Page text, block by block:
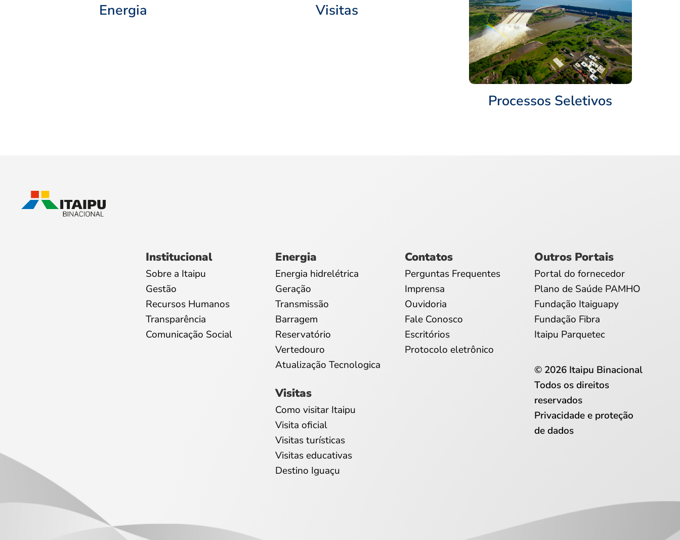
Energia Visitas
Processos Seletivos
Institucional
Sobre a Itaipu
Gestão
Recursos Humanos
Transparência
Comunicação Social
Energia
Energia hidrelétrica
Geração
Transmissão
Barragem
Reservatório
Vertedouro
Atualização Tecnologica
Visitas
Como visitar Itaipu
Visita oficial
Visitas turísticas
Visitas educativas
Destino Iguaçu
Contatos
Perguntas Frequentes
Imprensa
Ouvidoria
Fale Conosco
Escritórios
Protocolo eletrônico
Outros Portais
Portal do fornecedor
Plano de Saúde PAMHO
Fundação Itaiguapy
Fundação Fibra
Itaipu Parquetec
© 2026 Itaipu Binacional
Todos os direitos
reservados
Privacidade e proteção
de dados